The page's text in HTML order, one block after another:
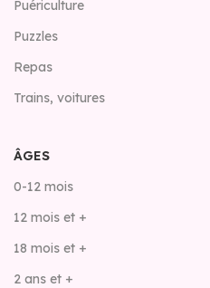
Puériculture
Puzzles
Repas
Trains, voitures
ÂGES
0-12 mois
12 mois et +
18 mois et +
2 ans et +